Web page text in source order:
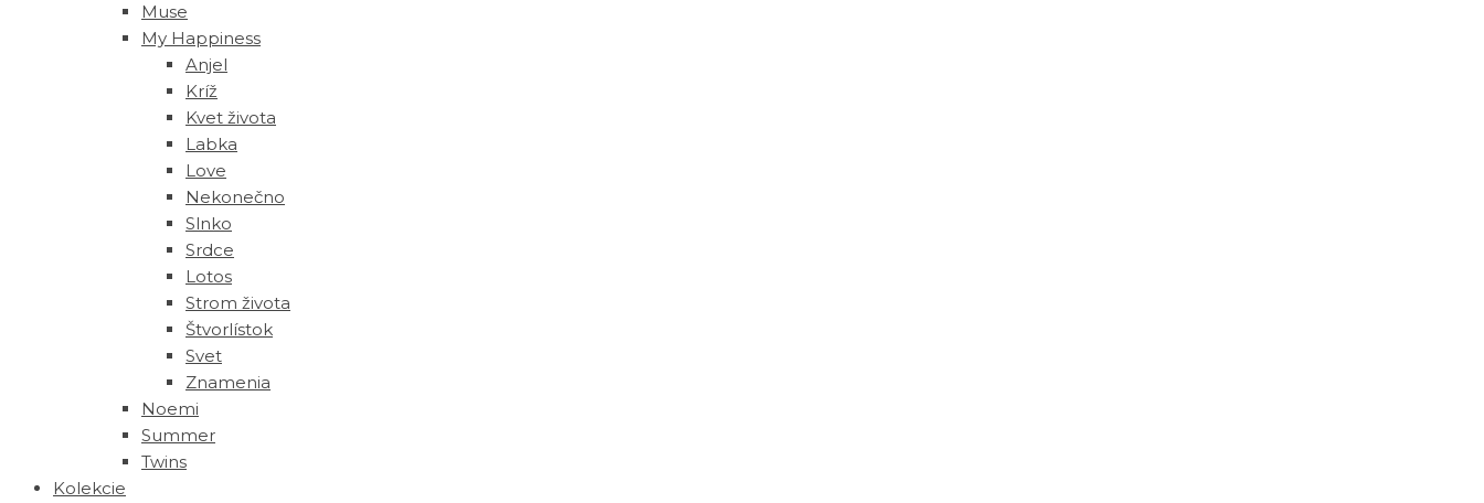
Muse
‎My Happiness
Anjel
Kríž
Kvet života
Labka
Love
Nekonečno
Slnko
Srdce
Lotos
Strom života
Štvorlístok
Svet
Znamenia
Noemi
Summer
Twins
Kolekcie